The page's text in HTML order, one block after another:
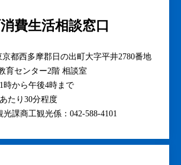
費生活相談窓口
都西多摩郡日の出町大字平井2780番地
育センター2階 相談室
時から午後4時まで
たり30分程度
光課商工観光係：042-588-4101